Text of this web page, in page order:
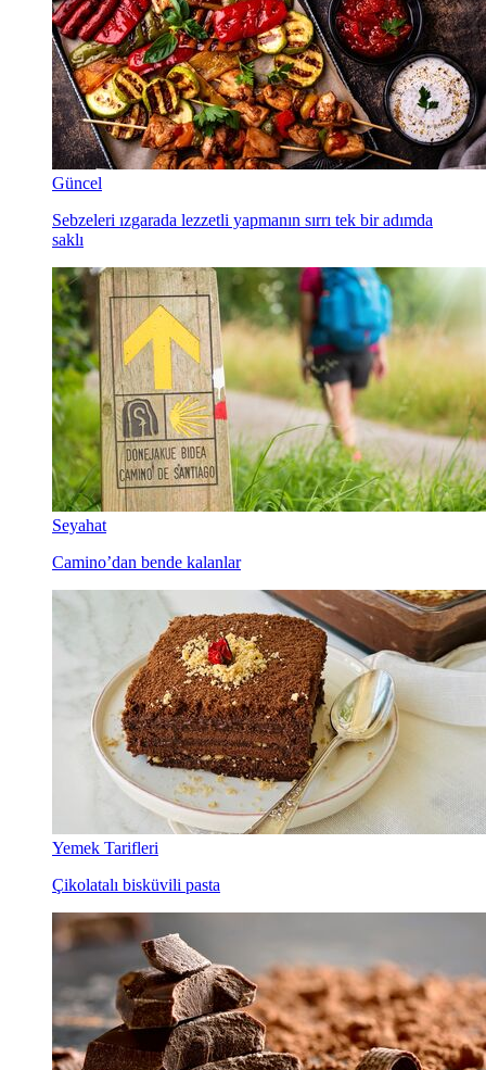
Güncel
Sebzeleri ızgarada lezzetli yapmanın sırrı tek bir adımda
saklı
Seyahat
Camino’dan bende kalanlar
Yemek Tarifleri
Çikolatalı bisküvili pasta